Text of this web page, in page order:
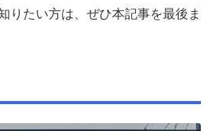
りたい方は、ぜひ本記事を最後ま